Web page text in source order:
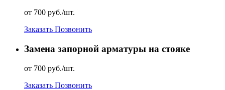
от 700 руб./шт.
Заказать Позвонить
Замена запорной арматуры на стояке
от 700 руб./шт.
Заказать Позвонить